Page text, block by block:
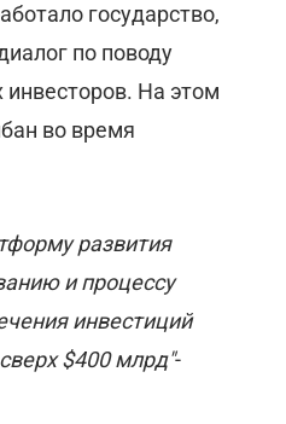
государство,
по поводу
На этом
во время
развития
и процессу
инвестиций
$400 млрд"-